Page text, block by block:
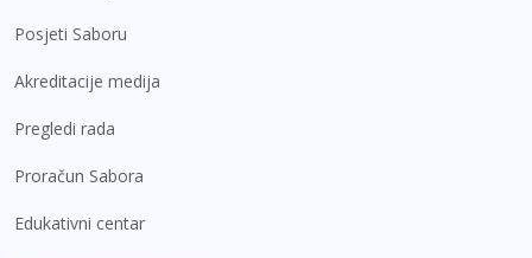
Posjeti Saboru
Akreditacije medija
Pregledi rada
Proračun Sabora
Edukativni centar